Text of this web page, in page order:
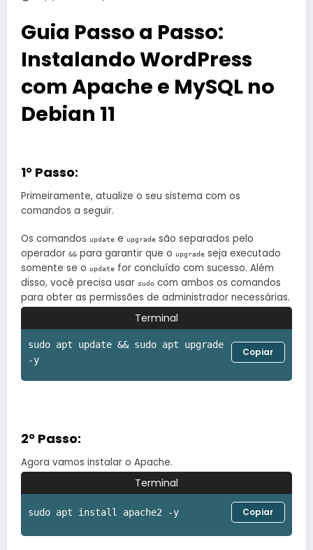
Guia Passo a Passo:
Instalando WordPress
com Apache e MySQL no
Debian 11
1° Passo:
Primeiramente, atualize o seu sistema com os
comandos a seguir.
Os comandos update e upgrade são separados pelo
operador && para garantir que o upgrade seja executado
somente se o update for concluído com sucesso. Além
disso, você precisa usar sudo com ambos os comandos
para obter as permissões de administrador necessárias.
Terminal
sudo apt update && sudo apt upgrade
-y
Copiar
2° Passo:
Agora vamos instalar o Apache.
Terminal
sudo apt install apache2 -y Copiar